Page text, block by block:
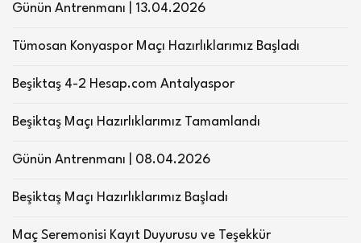
Günün Antrenmanı | 13.04.2026
Tümosan Konyaspor Maçı Hazırlıklarımız Başladı
Beşiktaş 4-2 Hesap.com Antalyaspor
Beşiktaş Maçı Hazırlıklarımız Tamamlandı
Günün Antrenmanı | 08.04.2026
Beşiktaş Maçı Hazırlıklarımız Başladı
Maç Seremonisi Kayıt Duyurusu ve Teşekkür